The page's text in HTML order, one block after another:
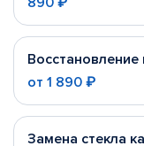
Восстановление
от 1 890 ₽
Замена стекла